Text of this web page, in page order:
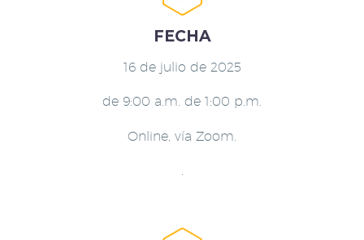
FECHA
16 de julio de 2025
de 9:00 a.m. de 1:00 p.m.
Online, vía Zoom.
.